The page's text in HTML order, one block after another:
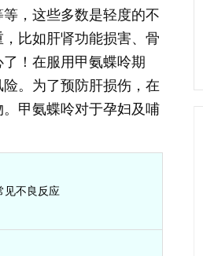
，这些多数是轻度的不
比如肝肾功能损害、骨
！在服用甲氨蝶呤期
。为了预防肝损伤，在
甲氨蝶呤对于孕妇及哺
见不良反应